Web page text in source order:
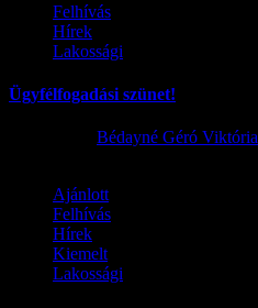
Felhívás
Hírek
Lakossági
Ügyfélfogadási szünet!
Bédayné Géró Viktória
Ajánlott
Felhívás
Hírek
Kiemelt
Lakossági